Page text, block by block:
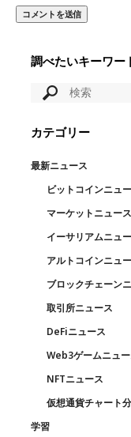
調べたいキーワー
カテゴリー
最新ニュース
ビットコインニュ
マーケットニュース
イーサリアムニュ
アルトコインニュ
ブロックチェーン
取引所ニュース
DeFiニュース
Web3ゲームニュ
NFTニュース
仮想通貨チャート
学習